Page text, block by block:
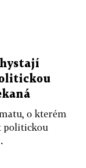
o kterém
politickou